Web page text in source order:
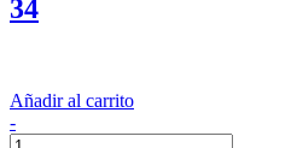
34
Añadir al carrito
-